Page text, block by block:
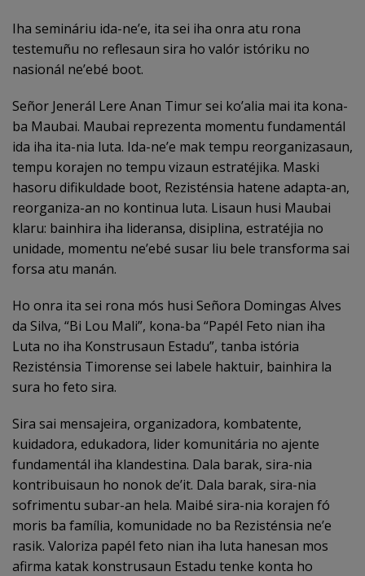
Iha semináriu ida-ne’e, ita sei iha onra atu rona
testemuñu no reflesaun sira ho valór istóriku no
nasionál ne’ebé boot.
Señor Jenerál Lere Anan Timur sei ko’alia mai ita kona-
ba Maubai. Maubai reprezenta momentu fundamentál
ida iha ita-nia luta. Ida-ne’e mak tempu reorganizasaun,
tempu korajen no tempu vizaun estratéjika. Maski
hasoru difikuldade boot, Rezisténsia hatene adapta-an,
reorganiza-an no kontinua luta. Lisaun husi Maubai
klaru: bainhira iha lideransa, disiplina, estratéjia no
unidade, momentu ne’ebé susar liu bele transforma sai
forsa atu manán.
Ho onra ita sei rona mós husi Señora Domingas Alves
da Silva, “Bi Lou Mali”, kona-ba “Papél Feto nian iha
Luta no iha Konstrusaun Estadu”, tanba istória
Rezisténsia Timorense sei labele haktuir, bainhira la
sura ho feto sira.
Sira sai mensajeira, organizadora, kombatente,
kuidadora, edukadora, lider komunitária no ajente
fundamentál iha klandestina. Dala barak, sira-nia
kontribuisaun ho nonok de’it. Dala barak, sira-nia
sofrimentu subar-an hela. Maibé sira-nia korajen fó
moris ba família, komunidade no ba Rezisténsia ne’e
rasik. Valoriza papél feto nian iha luta hanesan mos
afirma katak konstrusaun Estadu tenke konta ho